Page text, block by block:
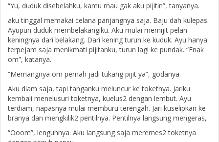
“Yu, duduk disebelahku, kamu mau gak aku pijitin”, tanyanya.
aku tinggal memakai celana panjangnya saja. Baju dah kulepas.
Ayupun duduk membelakangiku. Aku mulai memijit pelan
keningnya dari belakang. Dari kening turun ke kuduk. Ayu hanya
terpejam saja menikmati pijitanku, turun lagi ke pundak. “Enak
om”, katanya.
“Memangnya om pernah jadi tukang pijit ya”, godanya.
Aku diam saja, tapi tanganku meluncur ke toketnya. Jariku
kembali menelusuri toketnya, kuelus2 dengan lembut. Ayu
terdiam, napasnya mulai memburu terengah. Jari kuselipkan ke
branya dan mengkilik2 pentilnya. Pentilnya langsung mengeras,
“Ooom”, lenguhnya. Aku langsung saja meremes2 toketnya